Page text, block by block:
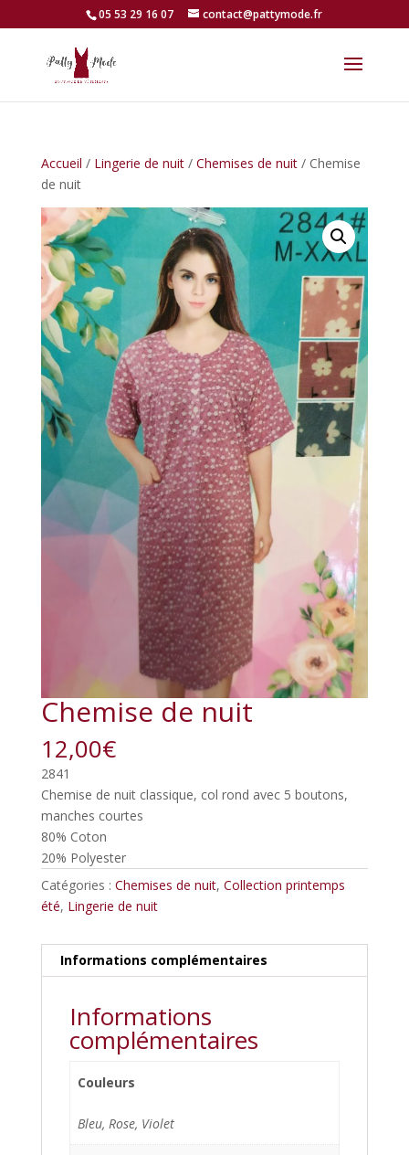
05 53 29 16 07 contact@pattymode.fr
Accueil / Lingerie de nuit/ Chemises de nuit/ Chemise
de nuit
Chemise de nuit
12,00€
2841
Chemise de nuit classique, col rond avec 5 boutons,
manches courtes
80% Coton
20% Polyester
Catégories : Chemises de nuit, Collection printemps
été, Lingerie de nuit
Informations complémentaires
Informations
complémentaires
Couleurs
Bleu, Rose, Violet